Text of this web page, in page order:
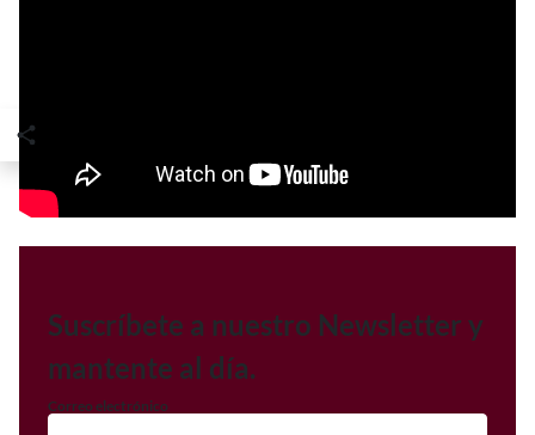
Suscríbete a nuestro Newsletter y
mantente al día.
Correo electrónico